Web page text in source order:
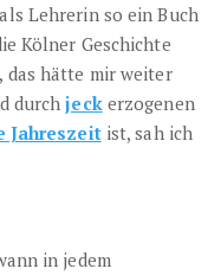
Lehrerin so ein Buch
Kölner Geschichte
das hätte mir weiter
durchjeckerzogenen
Jahreszeitist, sah ich
in jedem